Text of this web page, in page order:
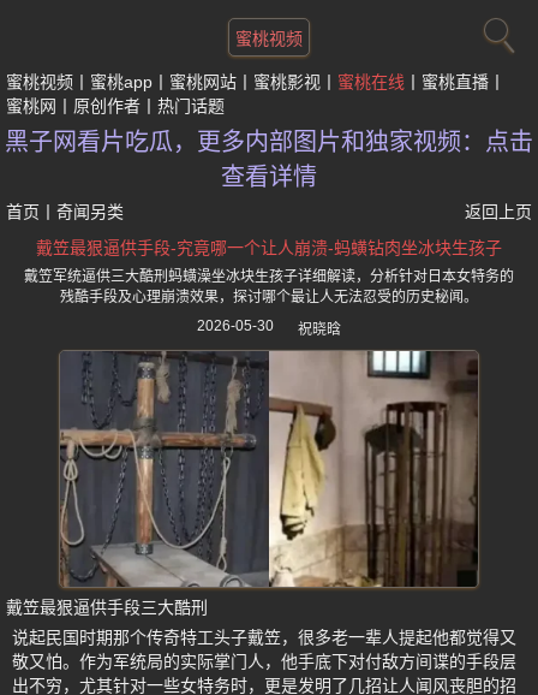
蜜桃视频
蜜桃视频 蜜桃app 蜜桃网站 蜜桃影视 蜜桃在线
蜜桃直播
蜜桃网
原创作者 热门话题
黑子网看片吃瓜，更多内部图片和独家视频：点击
查看详情
首页 奇闻另类
返回上页
戴笠最狠逼供手段-究竟哪一个让人崩溃-蚂蟥钻肉坐冰块生孩子
戴笠军统逼供三大酷刑蚂蟥澡坐冰块生孩子详细解读，分析针对日本女特务的
残酷手段及心理崩溃效果，探讨哪个最让人无法忍受的历史秘闻。
2026-05-30
祝晓晗
戴笠最狠逼供手段三大酷刑
说起民国时期那个传奇特工头子戴笠，很多老一辈人提起他都觉得又
敬又怕。作为军统局的实际掌门人，他手底下对付敌方间谍的手段层
出不穷，尤其针对一些女特务时，更是发明了几招让人闻风丧胆的招